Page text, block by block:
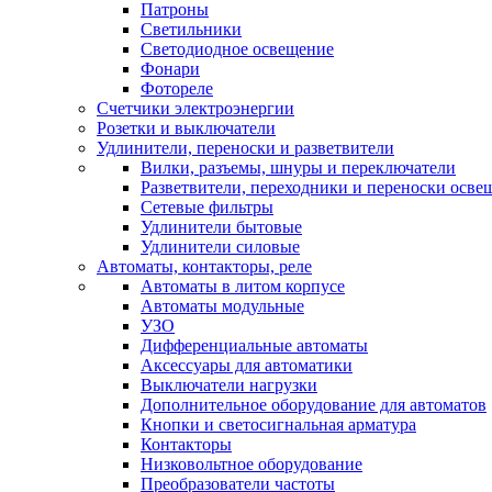
Патроны
Светильники
Светодиодное освещение
Фонари
Фотореле
Счетчики электроэнергии
Розетки и выключатели
Удлинители, переноски и разветвители
Вилки, разъемы, шнуры и переключатели
Разветвители, переходники и переноски
Сетевые фильтры
Удлинители бытовые
Удлинители силовые
Автоматы, контакторы, реле
Автоматы в литом корпусе
Автоматы модульные
УЗО
Дифференциальные автоматы
Аксессуары для автоматики
Выключатели нагрузки
Дополнительное оборудование для автоматов
Кнопки и светосигнальная арматура
Контакторы
Низковольтное оборудование
Преобразователи частоты